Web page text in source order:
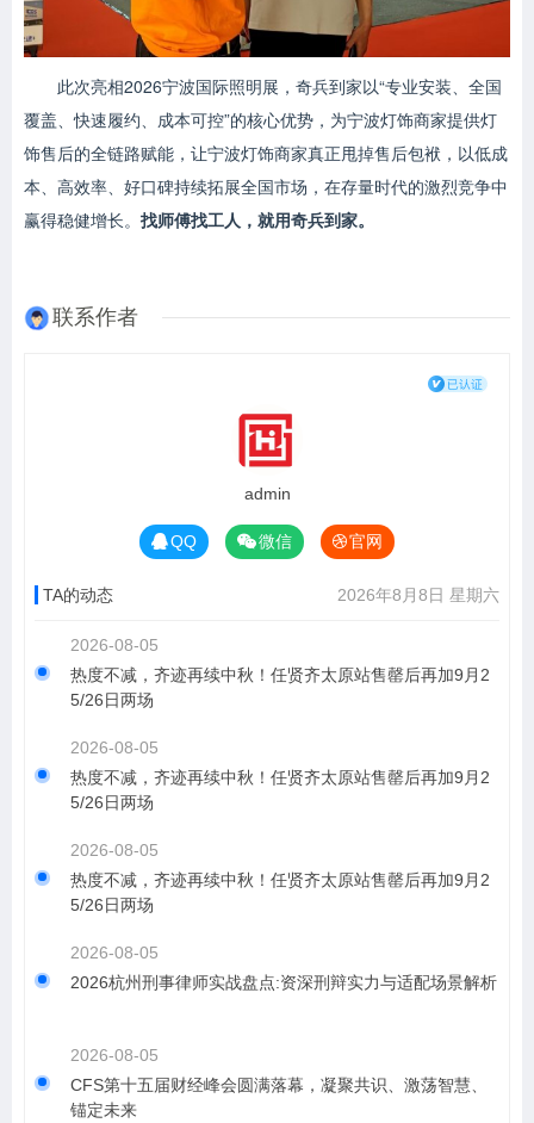
此次亮相2026宁波国际照明展，奇兵到家以“专业安装、全国
覆盖、快速履约、成本可控”的核心优势，为宁波灯饰商家提供灯
饰售后的全链路赋能，让宁波灯饰商家真正甩掉售后包袱，以低成
本、高效率、好口碑持续拓展全国市场，在存量时代的激烈竞争中
赢得稳健增长。 找师傅找工人，就用奇兵到家。
联系作者
admin
QQ 微信 官网
TA的动态 2026年8月8日 星期六
2026-08-05
热度不减，齐迹再续中秋！任贤齐太原站售罄后再加9月2
5/26日两场
2026-08-05
热度不减，齐迹再续中秋！任贤齐太原站售罄后再加9月2
5/26日两场
2026-08-05
热度不减，齐迹再续中秋！任贤齐太原站售罄后再加9月2
5/26日两场
2026-08-05
2026杭州刑事律师实战盘点:资深刑辩实力与适配场景解析
2026-08-05
CFS第十五届财经峰会圆满落幕，凝聚共识、激荡智慧、
锚定未来